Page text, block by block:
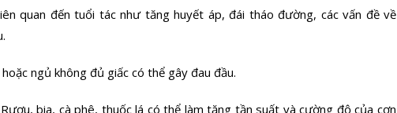
quan đến tuổi tác như tăng huyết áp, đái tháo đường, các vấn đề về
ngủ không đủ giấc có thể gây đau đầu.
Rượu, bia, cà phê, thuốc lá có thể làm tăng tần suất và cường độ của cơn